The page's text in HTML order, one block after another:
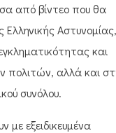
από βίντεο που θα
Ελληνικής Αστυνομίας,
και
πολιτών, αλλά και
συνόλου.
εξειδικευμένα